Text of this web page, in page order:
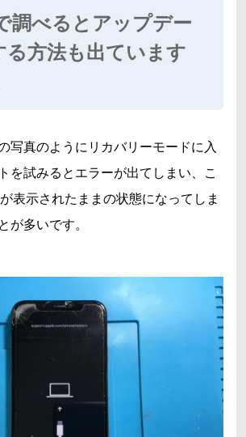
調べるとアップデー
る方法も出ています
写真のようにリカバリーモードに入
を試みるとエラーが出てしまい、こ
表示されたままの状態になってしま
が多いです。